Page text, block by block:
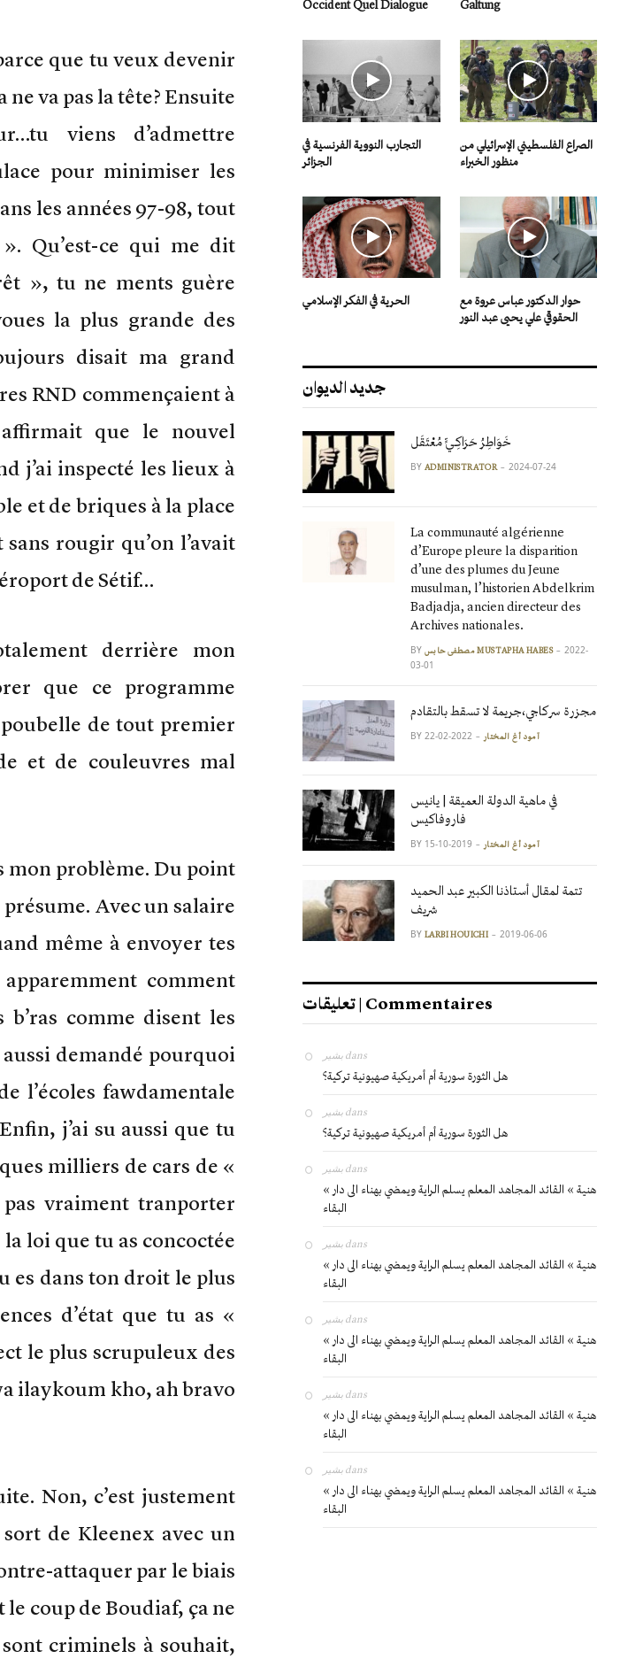
que tu veux devenir
va pas la tête? Ensuite
viens d’admettre
pour minimiser les
les années 97-98, tout
ce qui me dit
», tu ne ments guère
la plus grande des
disait ma grand
RND commençaient à
affirmait que le nouvel
j’ai inspecté les lieux à
et de briques à la place
rougir qu’on l’avait
de Sétif…
derrière mon
que ce programme
de tout premier
et de couleuvres mal
mon problème. Du point
Avec un salaire
même à envoyer tes
comment
comme disent les
demandé pourquoi
l’écoles fawdamentale
j’ai su aussi que tu
milliers de cars de «
vraiment tranporter
loi que tu as concoctée
es dans ton droit le plus
d’état que tu as «
le plus scrupuleux des
ilaykoum kho, ah bravo
Non, c’est justement
de Kleenex avec un
attaquer par le biais
le coup de Boudiaf, ça ne
criminels à souhait,
Occident Quel Dialogue
Galtung
التجارب النووية الفرنسية في
الجزائر
الصراع الفلسطيني الإسرائيلي من
منظور الخبراء
الحرية في الفكر الإسلامي
حوار الدكتور عباس عروة مع
الحقوقي علي يحيى عبد النور
جديد الديوان
خَوَاطِرُ حَرَاكِـيٍّ مُعْتَقَل
BY ADMINISTRATOR 2024-07-24
La communauté algérienne
d’Europe pleure la disparition
d’une des plumes du Jeune
musulman, l’historien Abdelkrim
Badjadja, ancien directeur des
Archives nationales.
BY مصطفى حابس MUSTAPHA HABES
2022-
03-01
مجزرة سركاجي،جريمة لا تسقط بالتقادم
BY آمود أغ المختار 2022-02-22
في ماهية الدولة العميقة | يانيس
فاروفاكيس
BY آمود أغ المختار 2019-10-15
تتمة لمقال أستاذنا الكبير عبد الحميد
شريف
BY LARBI HOUICHI 2019-06-06
تعليقات | Commentaires
بشير dans
هل الثورة سورية أم أمريكية صهيونية تركية؟
بشير dans
هل الثورة سورية أم أمريكية صهيونية تركية؟
بشير dans
« هنية » القائد المجاهد المعلم يسلم الراية ويمضي بهناء الى دار
البقاء
بشير dans
« هنية » القائد المجاهد المعلم يسلم الراية ويمضي بهناء الى دار
البقاء
بشير dans
« هنية » القائد المجاهد المعلم يسلم الراية ويمضي بهناء الى دار
البقاء
بشير dans
« هنية » القائد المجاهد المعلم يسلم الراية ويمضي بهناء الى دار
البقاء
بشير dans
« هنية » القائد المجاهد المعلم يسلم الراية ويمضي بهناء الى دار
البقاء